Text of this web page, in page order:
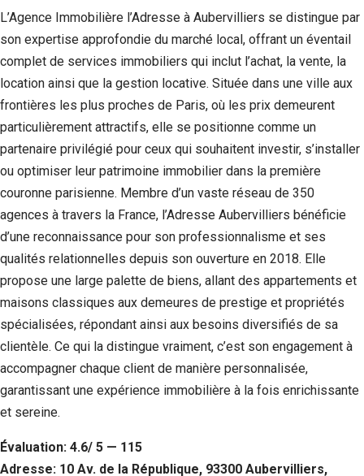
L’Agence Immobilière l’Adresse à Aubervilliers se distingue par
son expertise approfondie du marché local, offrant un éventail
complet de services immobiliers qui inclut l’achat, la vente, la
location ainsi que la gestion locative. Située dans une ville aux
frontières les plus proches de Paris, où les prix demeurent
particulièrement attractifs, elle se positionne comme un
partenaire privilégié pour ceux qui souhaitent investir, s’installer
ou optimiser leur patrimoine immobilier dans la première
couronne parisienne. Membre d’un vaste réseau de 350
agences à travers la France, l’Adresse Aubervilliers bénéficie
d’une reconnaissance pour son professionnalisme et ses
qualités relationnelles depuis son ouverture en 2018. Elle
propose une large palette de biens, allant des appartements et
maisons classiques aux demeures de prestige et propriétés
spécialisées, répondant ainsi aux besoins diversifiés de sa
clientèle. Ce qui la distingue vraiment, c’est son engagement à
accompagner chaque client de manière personnalisée,
garantissant une expérience immobilière à la fois enrichissante
et sereine.
Évaluation: 4.6/ 5 — 115
Adresse: 10 Av. de la République, 93300 Aubervilliers,